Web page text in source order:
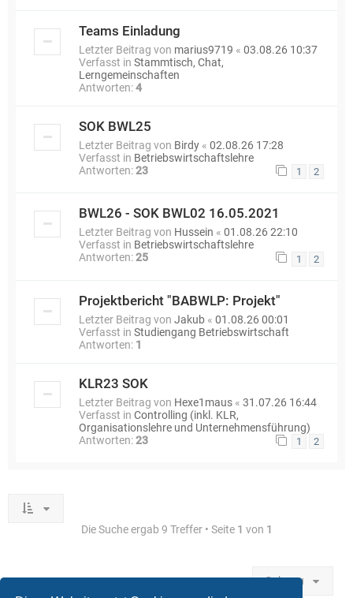
Teams Einladung
Letzter Beitrag von marius9719 « 03.08.26 10:37
Verfasst in Stammtisch, Chat,
Lerngemeinschaften
Antworten:4
SOK BWL25
Letzter Beitrag von Birdy « 02.08.26 17:28
Verfasst in Betriebswirtschaftslehre
Antworten:23 1 2
BWL26 - SOK BWL02 16.05.2021
Letzter Beitrag von Hussein « 01.08.26 22:10
Verfasst in Betriebswirtschaftslehre
Antworten:25 1 2
Projektbericht "BABWLP: Projekt"
Letzter Beitrag von Jakub « 01.08.26 00:01
Verfasst in Studiengang Betriebswirtschaft
Antworten: 1
KLR23 SOK
Letzter Beitrag von Hexe1maus « 31.07.26 16:44
Verfasst in Controlling (inkl. KLR,
Organisationslehre und Unternehmensführung)
Antworten:23 1 2
Die Suche ergab 9 Treffer • Seite 1 von 1
Gehe zu